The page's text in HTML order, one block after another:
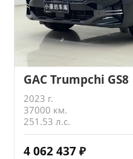
GAC Trumpchi GS8
2023 г.
37000 км.
251.53 л.с.
4 062 437 ₽